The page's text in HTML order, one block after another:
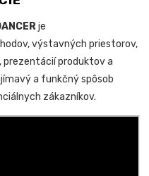
je
výstavných priestorov,
produktov a
a funkčný spôsob
zákazníkov.